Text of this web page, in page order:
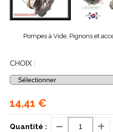
Pompes à Vide, Pignons et
CHOIX :
14,41 €
Quantité :